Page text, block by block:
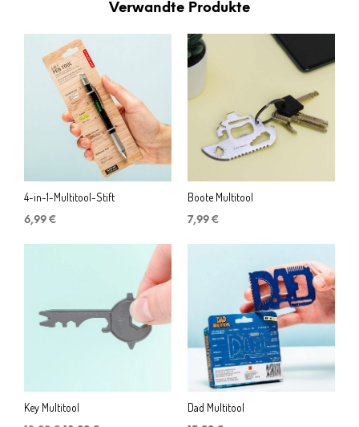
Verwandte Produkte
4-in-1-Multitool-Stift
6,99 €
Boote Multitool
7,99 €
Key Multitool Dad Multitool